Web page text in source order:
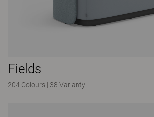
Fields
204 Colours | 38 Varianty